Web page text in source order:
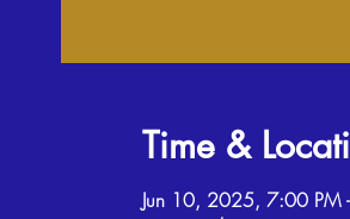
Time &
Jun 10, 2025, 7:00 PM